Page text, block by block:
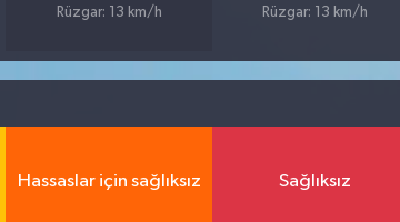
Rüzgar: 13 km/h
Rüzgar: 13 km/h
Hassaslar için sağlıksız Sağlıksız